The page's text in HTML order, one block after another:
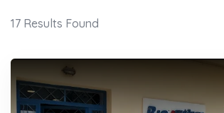
17Results Found